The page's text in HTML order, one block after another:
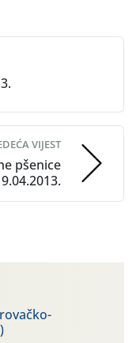
VIJEST
pšenice